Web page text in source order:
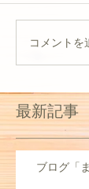
コメントを
最新記事
ブログ「